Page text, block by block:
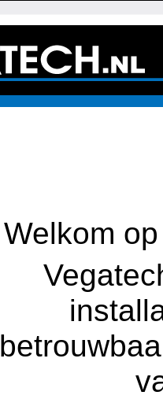
Welkom